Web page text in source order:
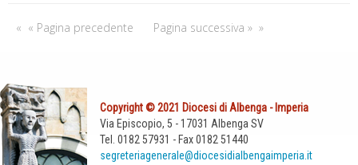
t
r
a
l
i
a
c
o
m
i
n
o
d
i
« Pagina precedente Pagina successiva »
Copyright © 2021 Diocesi di Albenga - Imperia
Via Episcopio, 5 - 17031 Albenga SV
Tel. 0182 57931 - Fax 0182 51440
segreteriagenerale@diocesidialbengaimperia.it